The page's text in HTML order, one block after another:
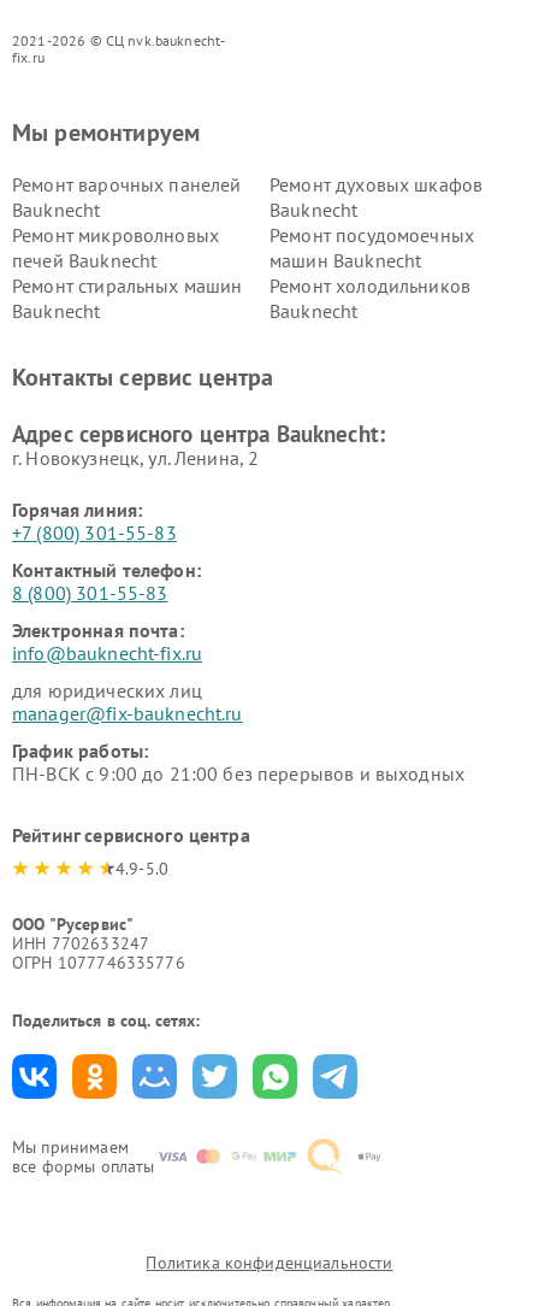
2021-2026 © СЦ nvk.bauknecht-
fix.ru
Мы принимаем
все формы оплаты
Мы ремонтируем
Ремонт варочных панелей
Bauknecht
Ремонт духовых шкафов
Bauknecht
Ремонт микроволновых
печей Bauknecht
Ремонт посудомоечных
машин Bauknecht
Ремонт стиральных машин
Bauknecht
Ремонт холодильников
Bauknecht
Контакты сервис центра
Адрес сервисного центра Bauknecht:
г. Новокузнецк, ул. Ленина, 2
Горячая линия:
+7 (800) 301-55-83
Контактный телефон:
8 (800) 301-55-83
Электронная почта:
info@bauknecht-fix.ru
для юридических лиц
manager@fix-bauknecht.ru
График работы:
ПН-ВСК с 9:00 до 21:00 без перерывов и выходных
Рейтинг сервисного центра
4.9-5.0
ООО "Русервис"
ИНН 7702633247
ОГРН 1077746335776
Поделиться в соц. сетях:
Политика конфиденциальности
Вся информация на сайте носит исключительно справочный характер.